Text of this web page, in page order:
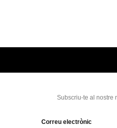
Subscriu-te al nostre
Correu electrònic